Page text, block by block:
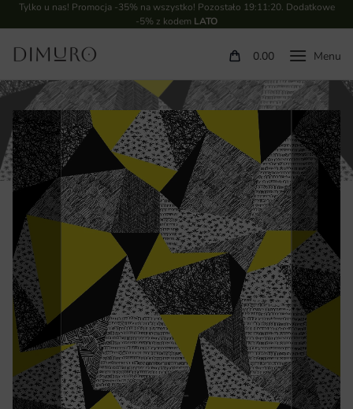
Tylko u nas! Promocja -35% na wszystko! Pozostało 19:11:19. Dodatkowe
-5% z kodem LATO
0.00